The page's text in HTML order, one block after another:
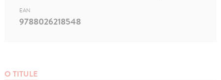
O TITULE
EAN
9788026218548